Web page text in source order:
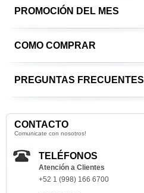
PROMOCIÓN DEL MES
COMO COMPRAR
PREGUNTAS FRECUENTES
CONTACTO
Comunicate con nosotros!
TELÉFONOS
Atención a Clientes
+52 1 (998) 166 6700